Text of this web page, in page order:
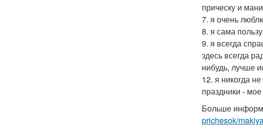
прическу и
7. я очень
8. я сама
9. я всегда
здесь всегда
нибудь, лучше
12. я никогда
праздники -
Больше
prichesok/